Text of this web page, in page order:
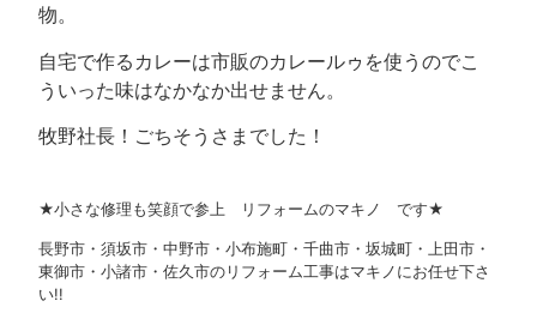
物。
自宅で作るカレーは市販のカレールゥを使うのでこ
ういった味はなかなか出せません。
牧野社長！ごちそうさまでした！
★小さな修理も笑顔で参上 リフォームのマキノ です★
長野市・須坂市・中野市・小布施町・千曲市・坂城町・上田市・
東御市・小諸市・佐久市のリフォーム工事はマキノにお任せ下さ
い!!